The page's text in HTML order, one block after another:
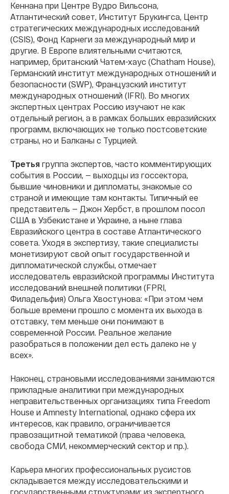
Кеннана при Центре Вудро Вильсона,
Атлантический совет, Институт Брукингса, Центр
стратегических международных исследований
(CSIS), Фонд Карнеги за международный мир и
другие. В Европе влиятельными считаются,
например, британский Чатем-хаус (Chatham House),
Германский институт международных отношений и
безопасности (SWP), Французский институт
международных отношений (IFRI). Во многих
экспертных центрах Россию изучают не как
отдельный регион, а в рамках больших евразийских
программ, включающих не только постсоветские
страны, но и Балканы с Турцией.
Третья группа экспертов, часто комментирующих
события в России, — выходцы из госсектора,
бывшие чиновники и дипломаты, знакомые со
страной и имеющие там контакты. Типичный ее
представитель — Джон Хербст, в прошлом посол
США в Узбекистане и Украине, а ныне глава
Евразийского центра в составе Атлантического
совета. Уходя в экспертизу, такие специалисты
монетизируют свой опыт государственной и
дипломатической службы, отмечает
исследователь евразийской программы Института
исследований внешней политики (FPRI,
Филадельфия) Ольга Хвостунова: «При этом чем
больше времени прошло с момента их выхода в
отставку, тем меньше они понимают в
современной России. Реальное желание
разобраться в положении дел есть далеко не у
всех».
Наконец, страновыми исследованиями занимаются
прикладные аналитики при международных
неправительственных организациях типа Freedom
House и Amnesty International, однако сфера их
интересов, как правило, ограничивается
правозащитной тематикой (права человека,
свобода СМИ, некоммерческий сектор и пр.).
Карьера многих профессиональных русистов
складывается между исследовательскими и
государственными структурами: из экспертного